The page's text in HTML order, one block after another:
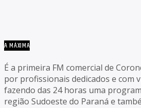
A MÁXIMA
É a primeira FM comercial de
por profissionais dedicados e com
fazendo das 24 horas uma
região Sudoeste do Paraná e